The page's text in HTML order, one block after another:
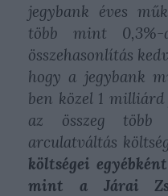
jegybank éves
több mint
összehasonlítás
hogy a jegybank
ben közel 1
az összeg több
arculatváltás
költségei
mint a Járai